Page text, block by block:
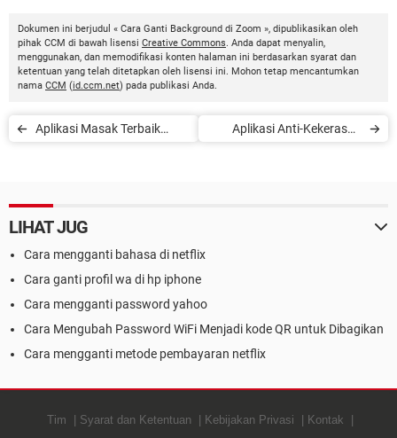
Dokumen ini berjudul « Cara Ganti Background di Zoom », dipublikasikan oleh
pihak CCM di bawah lisensi Creative Commons. Anda dapat menyalin,
menggunakan, dan memodifikasi konten halaman ini berdasarkan syarat dan
ketentuan yang telah ditetapkan oleh lisensi ini. Mohon tetap mencantumkan
nama CCM (id.ccm.net) pada publikasi Anda.
Aplikasi Masak Terbaik
Aplikasi Anti-Kekerasan
LIHAT JUG
Cara mengganti bahasa di netflix
Cara ganti profil wa di hp iphone
Cara mengganti password yahoo
Cara Mengubah Password WiFi Menjadi kode QR untuk Dibagikan
Cara mengganti metode pembayaran netflix
Tim Syarat dan Ketentuan Kebijakan Privasi
Kontak